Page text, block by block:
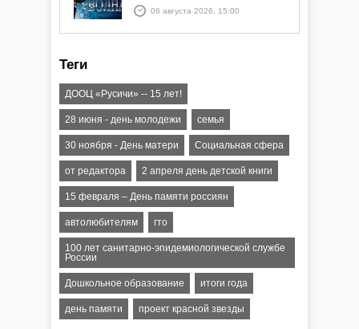
06 августа 2026, 15:00
Теги
ДООЦ «Русичи» -- 15 лет!
28 июня - день молодежи семья
30 ноября - День матери Социальная сфера
от редактора 2 апреля день детской книги
15 февраля – День памяти россиян
автолюбителям гто
100 лет санитарно-эпидемиологической службе
России
Дошкольное образование итоги года
день памяти проект красной звезды